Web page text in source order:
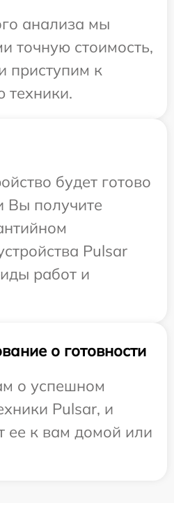
анализа мы
точную стоимость,
приступим к
техники.
будет готово
Вы получите
Pulsar
работ и
о готовности
о успешном
Pulsar, и
ее к вам домой или